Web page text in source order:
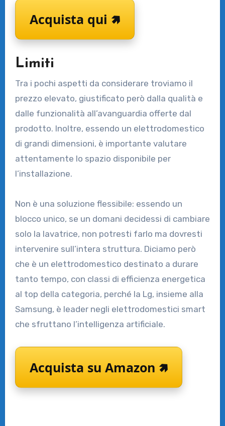
Acquista qui 🢅
Limiti
Tra i pochi aspetti da considerare troviamo il
prezzo elevato, giustificato però dalla qualità e
dalle funzionalità all’avanguardia offerte dal
prodotto. Inoltre, essendo un elettrodomestico
di grandi dimensioni, è importante valutare
attentamente lo spazio disponibile per
l’installazione.
Non è una soluzione flessibile: essendo un
blocco unico, se un domani decidessi di cambiare
solo la lavatrice, non potresti farlo ma dovresti
intervenire sull’intera struttura. Diciamo però
che è un elettrodomestico destinato a durare
tanto tempo, con classi di efficienza energetica
al top della categoria, perché la Lg, insieme alla
Samsung, è leader negli elettrodomestici smart
che sfruttano l’intelligenza artificiale.
Acquista su Amazon 🢅